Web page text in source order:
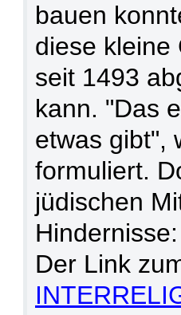
bauen
diese kleine
seit 1493
kann. "Das
etwas gibt",
formuliert.
jüdischen
Der Link